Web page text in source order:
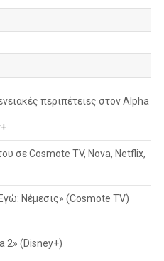
περιπέτειες στον Alpha
σε Cosmote TV, Nova, Netflix,
Νέμεσις» (Cosmote TV)
2» (Disney+)